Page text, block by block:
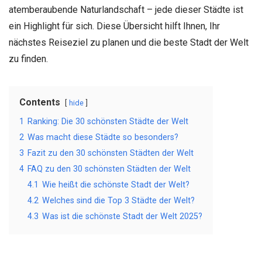
atemberaubende Naturlandschaft – jede dieser Städte ist
ein Highlight für sich. Diese Übersicht hilft Ihnen, Ihr
nächstes Reiseziel zu planen und die beste Stadt der Welt
zu finden.
Contents hide
1 Ranking: Die 30 schönsten Städte der Welt
2 Was macht diese Städte so besonders?
3 Fazit zu den 30 schönsten Städten der Welt
4 FAQ zu den 30 schönsten Städten der Welt
4.1 Wie heißt die schönste Stadt der Welt?
4.2 Welches sind die Top 3 Städte der Welt?
4.3 Was ist die schönste Stadt der Welt 2025?